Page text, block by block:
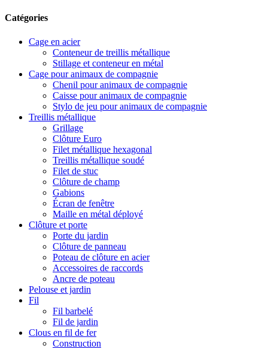
Catégories
Cage en acier
Conteneur de treillis métallique
Stillage et conteneur en métal
Cage pour animaux de compagnie
Chenil pour animaux de compagnie
Caisse pour animaux de compagnie
Stylo de jeu pour animaux de compagnie
Treillis métallique
Grillage
Clôture Euro
Filet métallique hexagonal
Treillis métallique soudé
Filet de stuc
Clôture de champ
Gabions
Écran de fenêtre
Maille en métal déployé
Clôture et porte
Porte du jardin
Clôture de panneau
Poteau de clôture en acier
Accessoires de raccords
Ancre de poteau
Pelouse et jardin
Fil
Fil barbelé
Fil de jardin
Clous en fil de fer
Construction